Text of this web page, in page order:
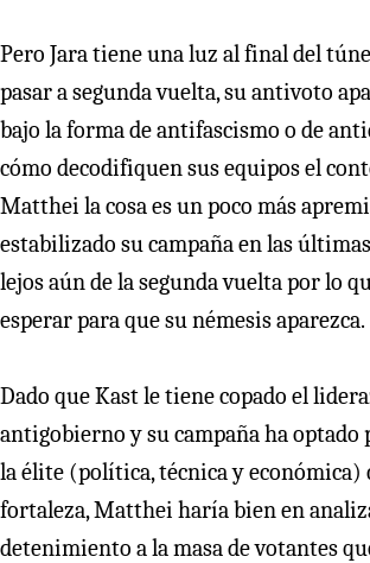
Pero Jara tiene una luz al final del
pasar a segunda vuelta, su antivoto
bajo la forma de antifascismo o de
cómo decodifiquen sus equipos el
Matthei la cosa es un poco más
estabilizado su campaña en las
lejos aún de la segunda vuelta por lo
esperar para que su némesis aparezca.
Dado que Kast le tiene copado el
antigobierno y su campaña ha optado
la élite (política, técnica y económica)
fortaleza, Matthei haría bien en
detenimiento a la masa de votantes